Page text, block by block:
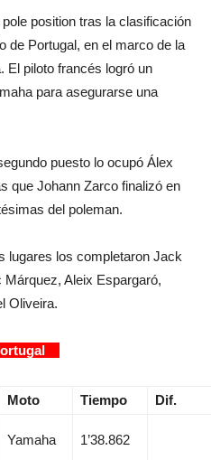
position tras la clasificación
de Portugal, en el marco de la
El piloto francés logró un
para asegurarse una
puesto lo ocupó Álex
que Johann Zarco finalizó en
del poleman.
lugares los completaron Jack
Aleix Espargaró,
Oliveira.
Moto Tiempo Dif.
Yamaha 1’38.862